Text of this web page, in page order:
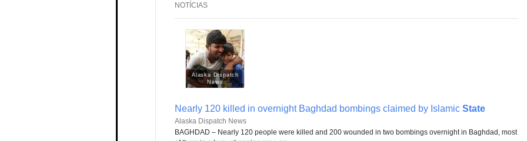
NOTÍCIAS
Alaska Dispatch
News
Nearly 120 killed in overnight Baghdad bombings claimed by Islamic State
Alaska Dispatch News
BAGHDAD – Nearly 120 people were killed and 200 wounded in two bombings overnight in Baghdad, most